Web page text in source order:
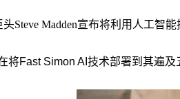
Steve Madden宣布将利用人工智
将Fast Simon AI技术部署到其遍